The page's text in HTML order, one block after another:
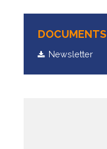
DOCUMENTS
Newsletter